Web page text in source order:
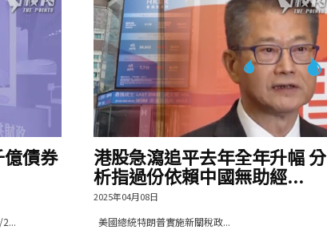
債券 港股急瀉追平去年全年升幅 分
析指過份依賴中國無助經...
2025年04月08日
美國總統特朗普實施新關稅政...